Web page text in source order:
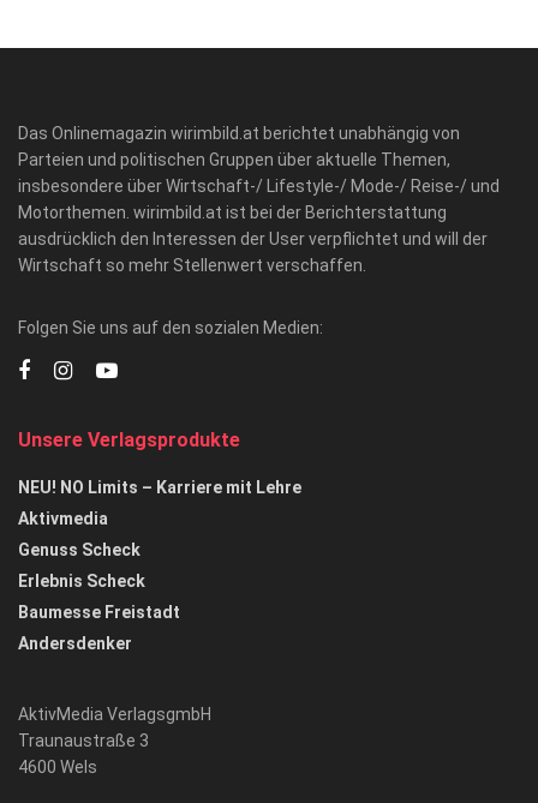
Das Onlinemagazin wirimbild.at berichtet unabhängig von
Parteien und politischen Gruppen über aktuelle Themen,
insbesondere über Wirtschaft-/ Lifestyle-/ Mode-/ Reise-/ und
Motorthemen. wirimbild.at ist bei der Berichterstattung
ausdrücklich den Interessen der User verpflichtet und will der
Wirtschaft so mehr Stellenwert verschaffen.
Folgen Sie uns auf den sozialen Medien:
Unsere Verlagsprodukte
NEU! NO Limits – Karriere mit Lehre
Aktivmedia
Genuss Scheck
Erlebnis Scheck
Baumesse Freistadt
Andersdenker
AktivMedia VerlagsgmbH
Traunaustraße 3
4600 Wels